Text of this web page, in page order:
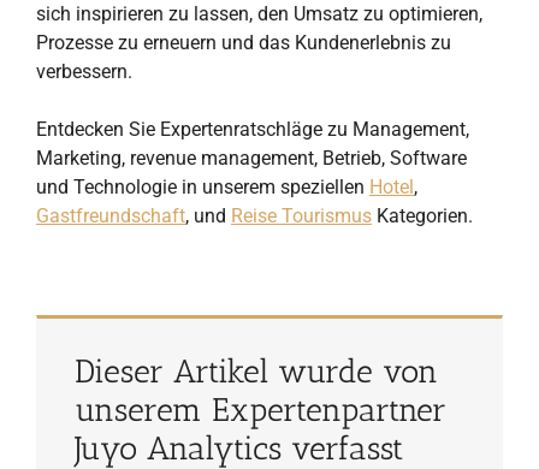
sich inspirieren zu lassen, den Umsatz zu optimieren,
Prozesse zu erneuern und das Kundenerlebnis zu
verbessern.
Entdecken Sie Expertenratschläge zu Management,
Marketing, revenue management, Betrieb, Software
und Technologie in unserem speziellen Hotel,
Gastfreundschaft, und Reise Tourismus Kategorien.
Dieser Artikel wurde von
unserem Expertenpartner
Juyo Analytics verfasst